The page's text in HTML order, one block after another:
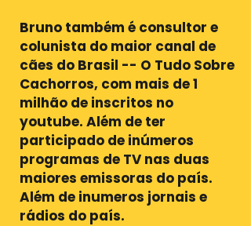
Bruno também é consultor e
colunista do maior canal de
cães do Brasil -- O Tudo Sobre
Cachorros, com mais de 1
milhão de inscritos no
youtube. Além de ter
participado de inúmeros
programas de TV nas duas
maiores emissoras do país.
Além de inumeros jornais e
rádios do país.